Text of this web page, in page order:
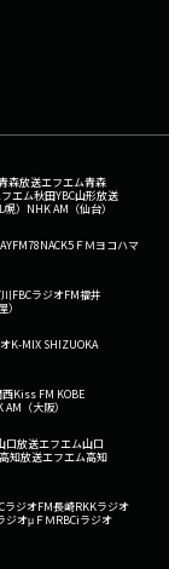
森放送エフエム青森
エム秋田YBC山形放送
） NHK AM（仙台）
NACK5 ＦＭヨコハマ
FBCラジオFM福井
K-MIX SHIZUOKA
西Kiss FM KOBE
AM（大阪）
口放送エフエム山口
知放送エフエム高知
ラジオFM長崎RKKラジオ
ジオμＦＭRBCiラジオ